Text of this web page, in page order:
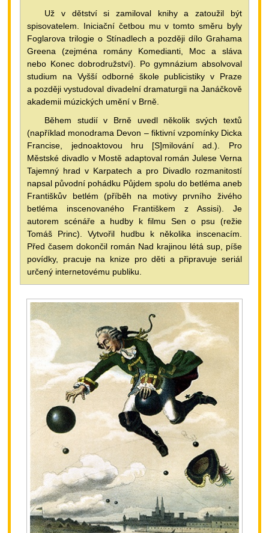
Už v dětství si zamiloval knihy a zatoužil být
spisovatelem. Iniciační četbou mu v tomto směru byly
Foglarova trilogie o Stínadlech a později dílo Grahama
Greena (zejména romány Komedianti, Moc a sláva
nebo Konec dobrodružství). Po gymnázium absolvoval
studium na Vyšší odborné škole publicistiky v Praze
a později vystudoval divadelní dramaturgii na Janáčkově
akademii múzických umění v Brně.
Během studií v Brně uvedl několik svých textů
(například monodrama Devon – fiktivní vzpomínky Dicka
Francise, jednoaktovou hru [S]milování ad.). Pro
Městské divadlo v Mostě adaptoval román Julese Verna
Tajemný hrad v Karpatech a pro Divadlo rozmanitostí
napsal původní pohádku Půjdem spolu do betléma aneb
Františkův betlém (příběh na motivy prvního živého
betléma inscenovaného Františkem z Assisi). Je
autorem scénáře a hudby k filmu Sen o psu (režie
Tomáš Princ). Vytvořil hudbu k několika inscenacím.
Před časem dokončil román Nad krajinou létá sup, píše
povídky, pracuje na knize pro děti a připravuje seriál
určený internetovému publiku.